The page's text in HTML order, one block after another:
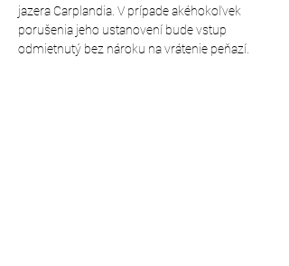
jazera Carplandia. V prípade akéhokoľvek
porušenia jeho ustanovení bude vstup
odmietnutý bez nároku na vrátenie peňazí.